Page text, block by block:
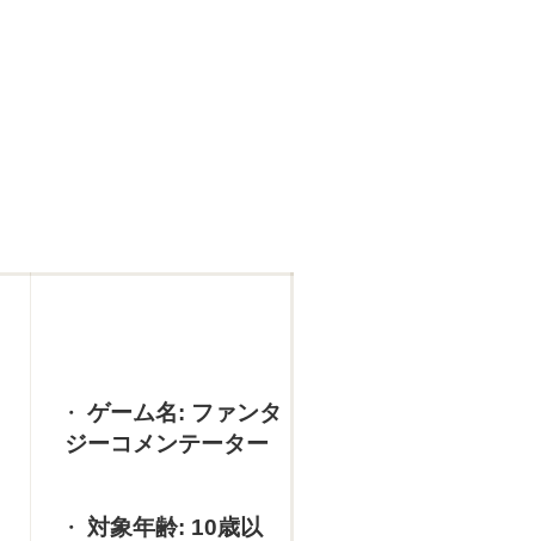
ゲーム名: ファンタ
ジーコメンテーター
対象年齢: 10歳以